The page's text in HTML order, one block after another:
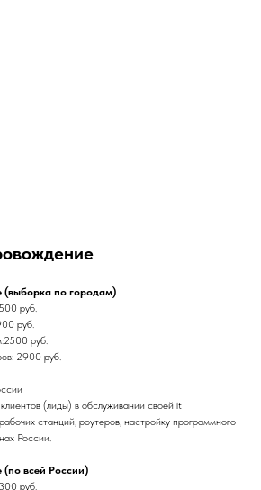
по городам)
руб.
руб.
руб.
2900 руб.
(лиды) в обслуживании своей it
станций, роутеров, настройку программного
России.
всей России)
руб.